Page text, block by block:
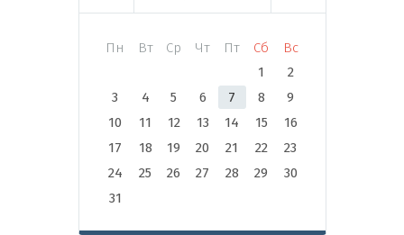
Пн Вт Ср Чт Пт Сб
Вс
1
2
3
4 5 6 7 8
9
10
11 12 13 14 15
16
17
18 19 20 21 22
23
24
25 26 27 28 29
30
31